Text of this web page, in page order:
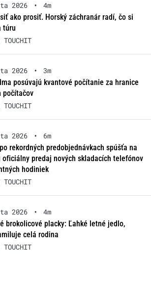
2026 •
4m
ako prosiť. Horský záchranár radí, čo si
túru
2026 •
3m
posúvajú kvantové počítanie za hranice
počítačov
2026 •
6m
rekordných predobjednávkach spúšťa na
oficiálny predaj nových skladacích telefónov
hodiniek
2026 •
4m
brokolicové placky: Ľahké letné jedlo,
celá rodina